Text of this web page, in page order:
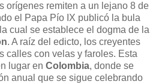
orígenes remiten a un lejano 8 de
el Papa Pío IX publicó la bula
cual se establece el dogma de la
. A raíz del edicto, los creyentes
calles con velas y faroles. Esta
lugar en Colombia, donde se
anual que se sigue celebrando